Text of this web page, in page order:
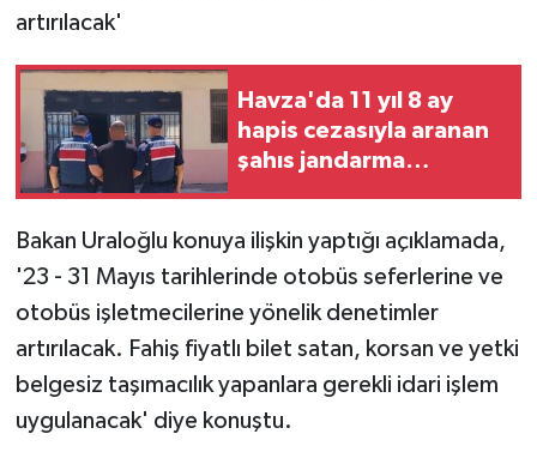
artırılacak'
Havza'da 11 yıl 8 ay
hapis cezasıyla aranan
şahıs jandarma
Bakan Uraloğlu konuya ilişkin yaptığı açıklamada,
'23 - 31 Mayıs tarihlerinde otobüs seferlerine ve
otobüs işletmecilerine yönelik denetimler
artırılacak. Fahiş fiyatlı bilet satan, korsan ve yetki
belgesiz taşımacılık yapanlara gerekli idari işlem
uygulanacak' diye konuştu.